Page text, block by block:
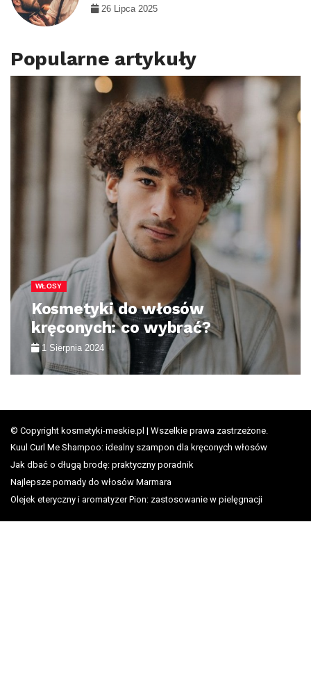
26 Lipca 2025
Popularne artykuły
Jak stosować męskie
kosmetyki do włosów?
2 Sierpnia 2024
© Copyright kosmetyki-meskie.pl | Wszelkie prawa zastrzeżone.
Kuul Curl Me Shampoo: idealny szampon dla kręconych włosów
Jak dbać o długą brodę: praktyczny poradnik
Najlepsze pomady do włosów Marmara
Olejek eteryczny i aromatyzer Pion: zastosowanie w pielęgnacji